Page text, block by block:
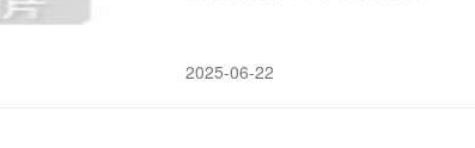
2025-06-22